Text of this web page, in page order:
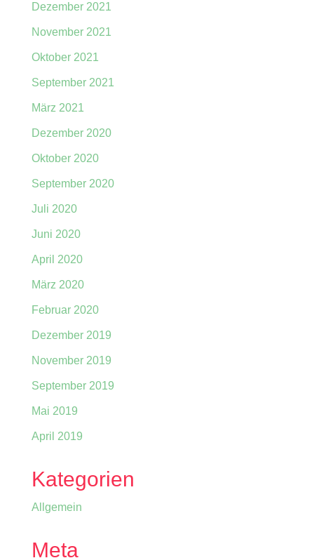
Dezember 2021
November 2021
Oktober 2021
September 2021
März 2021
Dezember 2020
Oktober 2020
September 2020
Juli 2020
Juni 2020
April 2020
März 2020
Februar 2020
Dezember 2019
November 2019
September 2019
Mai 2019
April 2019
Kategorien
Allgemein
Meta